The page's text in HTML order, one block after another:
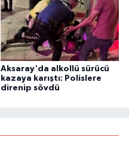
Aksaray'da alkollü sürücü
kazaya karıştı: Polislere
direnip sövdü